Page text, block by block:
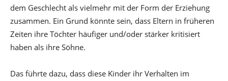
dem Geschlecht als vielmehr mit der Form der Erziehung
zusammen. Ein Grund könnte sein, dass Eltern in früheren
Zeiten ihre Töchter häufiger und/oder stärker kritisiert
haben als ihre Söhne.
Das führte dazu, dass diese Kinder ihr Verhalten im